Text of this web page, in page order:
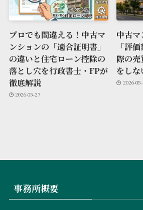
プロでも間違える！中古マ
ンションの「適合証明書」
の違いと住宅ローン控除の
落とし穴を行政書士・FPが
徹底解説
2026-05-27
中古
「評
際の
をし
2026-
事務所概要